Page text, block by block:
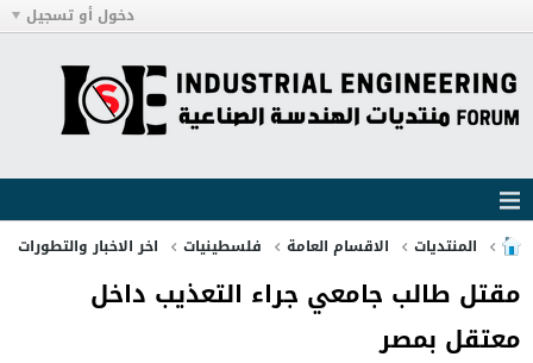
دخول أو تسجيل
المنتديات الاقسام العامة فلسطينيات اخر الاخبار والتطورات
مقتل طالب جامعي جراء التعذيب داخل
معتقل بمصر